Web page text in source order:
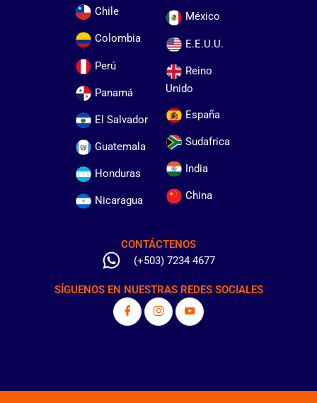
Chile
Colombia
Perú
Panamá
El Salvador
Guatemala
Honduras
Nicaragua
México
E.E.U.U.
Reino
Unido
España
Sudafrica
India
China
CONTÁCTENOS
(+503) 7234 4677
SÍGUENOS EN NUESTRAS REDES SOCIALES